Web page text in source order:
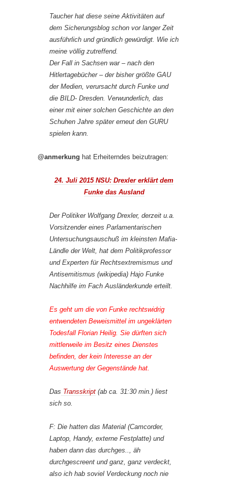
Taucher hat diese seine Aktivitäten auf
dem Sicherungsblog schon vor langer Zeit
ausführlich und gründlich gewürdigt. Wie ich
meine völlig zutreffend.
Der Fall in Sachsen war – nach den
Hitlertagebücher – der bisher größte GAU
der Medien, verursacht durch Funke und
die BILD- Dresden. Verwunderlich, das
einer mit einer solchen Geschichte an den
Schuhen Jahre später erneut den GURU
spielen kann.
@anmerkung hat Erheiterndes beizutragen:
24. Juli 2015 NSU: Drexler erklärt dem
Funke das Ausland
Der Politiker Wolfgang Drexler, derzeit u.a.
Vorsitzender eines Parlamentarischen
Untersuchungsauschuß im kleinsten Mafia-
Ländle der Welt, hat dem Politikprofessor
und Experten für Rechtsextremismus und
Antisemitismus (wikipedia) Hajo Funke
Nachhilfe im Fach Ausländerkunde erteilt.
Es geht um die von Funke rechtswidrig
entwendeten Beweismittel im ungeklärten
Todesfall Florian Heilig. Sie dürften sich
mittlerweile im Besitz eines Dienstes
befinden, der kein Interesse an der
Auswertung der Gegenstände hat.
Das Transskript (ab ca. 31:30 min.) liest
sich so.
F: Die hatten das Material (Camcorder,
Laptop, Handy, externe Festplatte) und
haben dann das durchges.., äh
durchgescreent und ganz, ganz verdeckt,
also ich hab soviel Verdeckung noch nie